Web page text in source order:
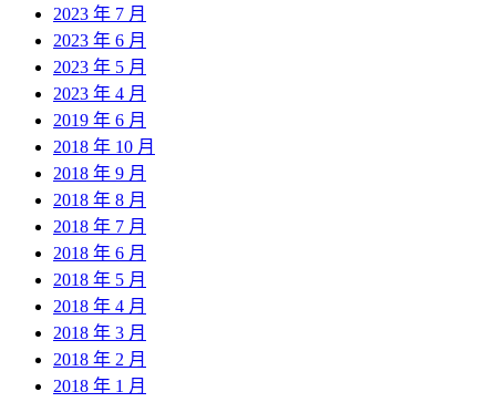
2023 年 7 月
2023 年 6 月
2023 年 5 月
2023 年 4 月
2019 年 6 月
2018 年 10 月
2018 年 9 月
2018 年 8 月
2018 年 7 月
2018 年 6 月
2018 年 5 月
2018 年 4 月
2018 年 3 月
2018 年 2 月
2018 年 1 月